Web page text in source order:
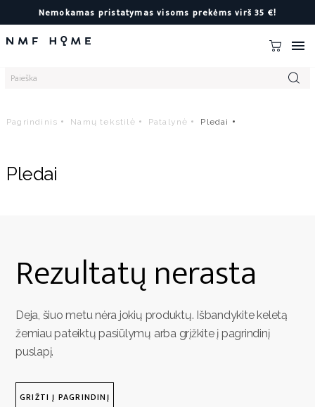
Nemokamas pristatymas visoms prekėms virš 35 €!

Pagrindinis Namų tekstilė Patalynė Pledai
Pledai
Rezultatų nerasta
Deja, šiuo metu nėra jokių produktų. Išbandykite keletą
žemiau pateiktų pasiūlymų arba grįžkite į pagrindinį
puslapį.
GRIŽTI Į PAGRINDINĮ